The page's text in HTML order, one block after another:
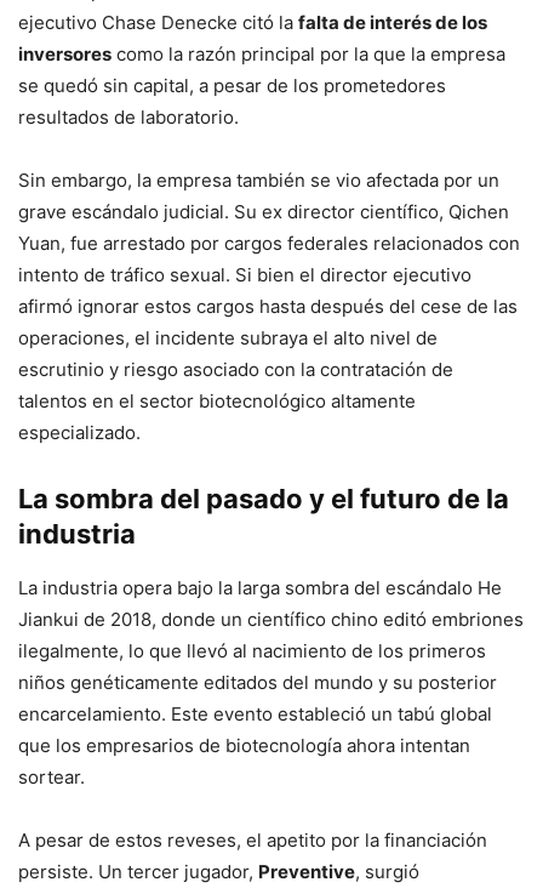
ejecutivo Chase Denecke citó la falta de interés de los
inversores como la razón principal por la que la empresa
se quedó sin capital, a pesar de los prometedores
resultados de laboratorio.
Sin embargo, la empresa también se vio afectada por un
grave escándalo judicial. Su ex director científico, Qichen
Yuan, fue arrestado por cargos federales relacionados con
intento de tráfico sexual. Si bien el director ejecutivo
afirmó ignorar estos cargos hasta después del cese de las
operaciones, el incidente subraya el alto nivel de
escrutinio y riesgo asociado con la contratación de
talentos en el sector biotecnológico altamente
especializado.
La sombra del pasado y el futuro de la
industria
La industria opera bajo la larga sombra del escándalo He
Jiankui de 2018, donde un científico chino editó embriones
ilegalmente, lo que llevó al nacimiento de los primeros
niños genéticamente editados del mundo y su posterior
encarcelamiento. Este evento estableció un tabú global
que los empresarios de biotecnología ahora intentan
sortear.
A pesar de estos reveses, el apetito por la financiación
persiste. Un tercer jugador, Preventive, surgió